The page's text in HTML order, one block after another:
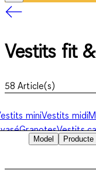
Vestits fit
58 Article(s)
miniVestits midi
GranotesVestits
Vestits amb
Model
Producte